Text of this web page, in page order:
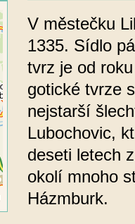
V městečku
1335. Sídlo
tvrz je od
gotické tvrze
nejstarší
Lubochovic,
deseti letech
okolí mnoho
Házmburk.